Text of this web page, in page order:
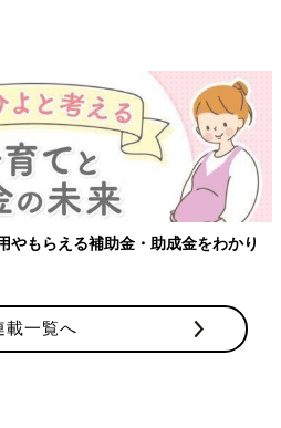
やもらえる補助金・助成金をわかり
載一覧へ